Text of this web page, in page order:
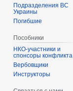
Подразделения ВС
Украины
Погибшие
Пособники
спонсоры конфликта
‏‎Вербовщики
Инструкторы